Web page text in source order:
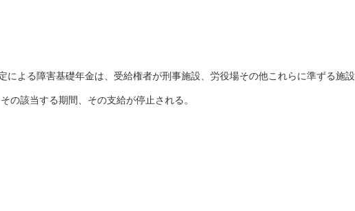
による障害基礎年金は、受給権者が刑事施設、労役場その他これらに準ずる施設
の該当する期間、その支給が停止される。